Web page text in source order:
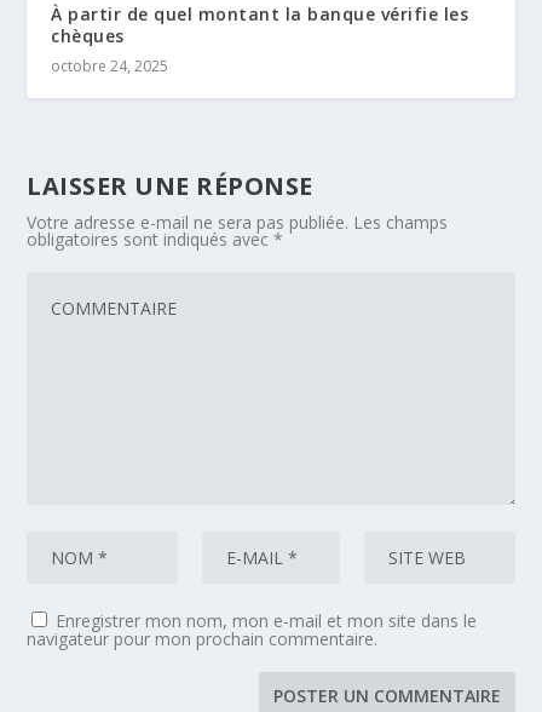
À partir de quel montant la banque vérifie les
chèques
octobre 24, 2025
LAISSER UNE RÉPONSE
Votre adresse e-mail ne sera pas publiée. Les champs
obligatoires sont indiqués avec*
Enregistrer mon nom, mon e-mail et mon site dans le
navigateur pour mon prochain commentaire.